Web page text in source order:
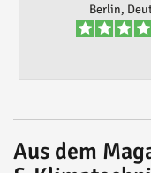
Berlin,
Aus dem